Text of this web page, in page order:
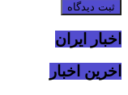
اخبار ایران
اخرین اخبار